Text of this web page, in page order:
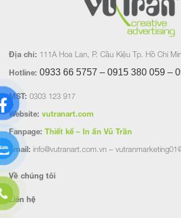
Địa chỉ: 111A Hoa Lan, P. Cầu Kiệu Tp. Hồ Chí
Hotline: 0933 66 5757 – 0915 380 059 –
MST: 0303 123 917
Website: vutranart.com
Fanpage: Thiết kế – In ấn Vũ Trần
Email: info@vutranart.com.vn –
Về chúng tôi
Liên hệ